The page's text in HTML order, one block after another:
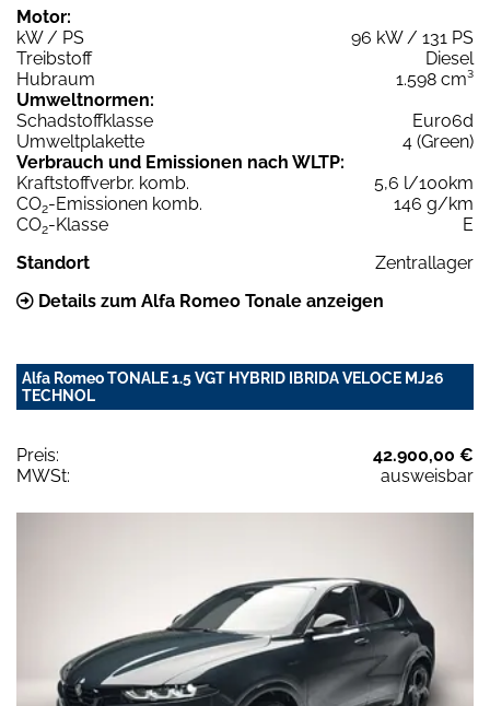
Motor:
kW / PS
96 kW / 131 PS
Treibstoff
Diesel
Hubraum
1.598 cm³
Umweltnormen:
Schadstoffklasse
Euro6d
Umweltplakette
4 (Green)
Verbrauch und Emissionen nach WLTP:
Kraftstoffverbr. komb.
5,6 l/100km
CO2-Emissionen komb.
146 g/km
CO2-Klasse
E
Standort
Zentrallager
Details zum Alfa Romeo Tonale anzeigen
Alfa Romeo TONALE 1.5 VGT HYBRID IBRIDA VELOCE MJ26
TECHNOL
Preis:
42.900,00 €
MWSt:
ausweisbar